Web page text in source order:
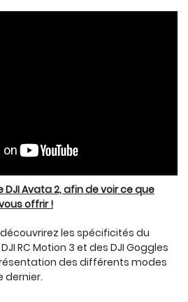
Avata 2, afin de voir ce que
offrir !
les spécificités du
RC Motion 3 et des DJI Goggles
des différents modes
dernier.